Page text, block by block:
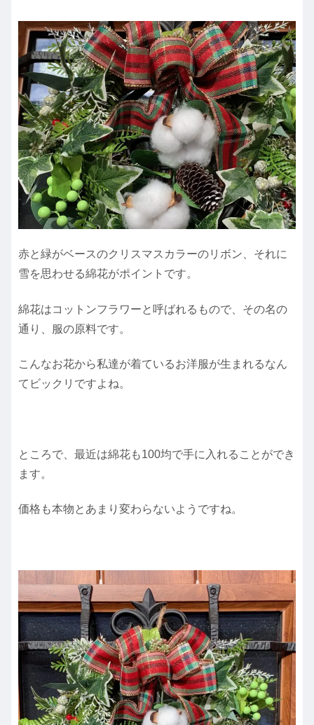
赤と緑がベースのクリスマスカラーのリボン、それに
雪を思わせる綿花がポイントです。
綿花はコットンフラワーと呼ばれるもので、その名の
通り、服の原料です。
こんなお花から私達が着ているお洋服が生まれるなん
てビックリですよね。
ところで、最近は綿花も100均で手に入れることができ
ます。
価格も本物とあまり変わらないようですね。